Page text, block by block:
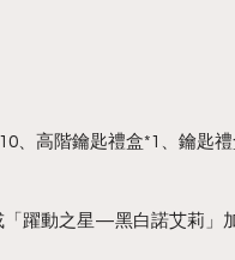
、高階鑰匙禮盒*1、鑰匙
躍動之星—黑白諾艾莉」